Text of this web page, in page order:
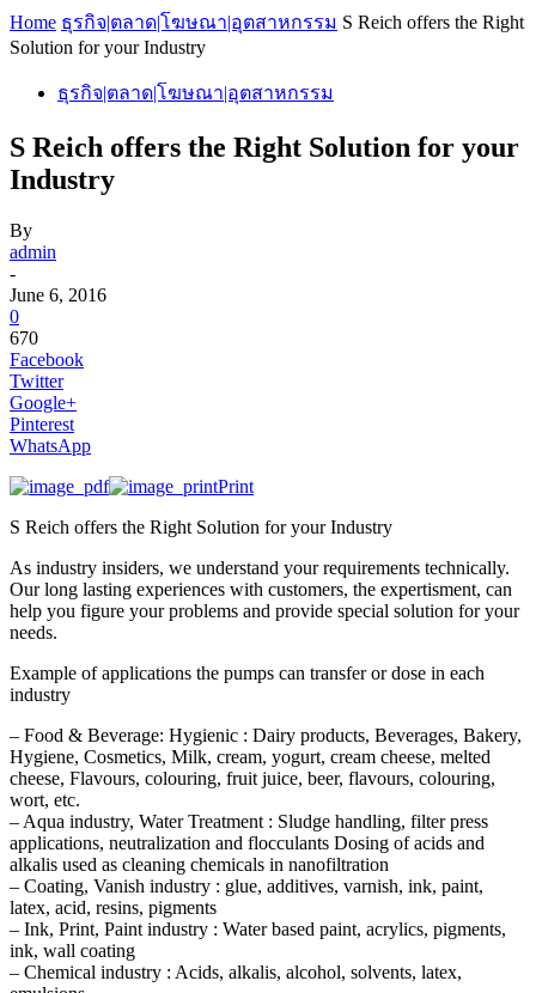
Home ธุรกิจ|ตลาด|โฆษณา|อุตสาหกรรม S Reich offers the Right
Solution for your Industry
ธุรกิจ|ตลาด|โฆษณา|อุตสาหกรรม
S Reich offers the Right Solution for your
Industry
By
admin
-
June 6, 2016
0
670
Facebook
Twitter
Google+
Pinterest
WhatsApp
Print
S Reich offers the Right Solution for your Industry
As industry insiders, we understand your requirements technically.
Our long lasting experiences with customers, the expertisment, can
help you figure your problems and provide special solution for your
needs.
Example of applications the pumps can transfer or dose in each
industry
– Food & Beverage: Hygienic : Dairy products, Beverages, Bakery,
Hygiene, Cosmetics, Milk, cream, yogurt, cream cheese, melted
cheese, Flavours, colouring, fruit juice, beer, flavours, colouring,
wort, etc.
– Aqua industry, Water Treatment : Sludge handling, filter press
applications, neutralization and flocculants Dosing of acids and
alkalis used as cleaning chemicals in nanofiltration
– Coating, Vanish industry : glue, additives, varnish, ink, paint,
latex, acid, resins, pigments
– Ink, Print, Paint industry : Water based paint, acrylics, pigments,
ink, wall coating
– Chemical industry : Acids, alkalis, alcohol, solvents, latex,